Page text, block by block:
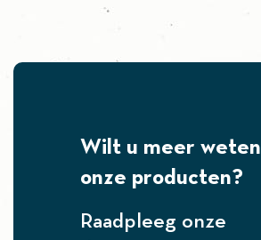
Wilt u meer
onze producten?
Raadpleeg onze